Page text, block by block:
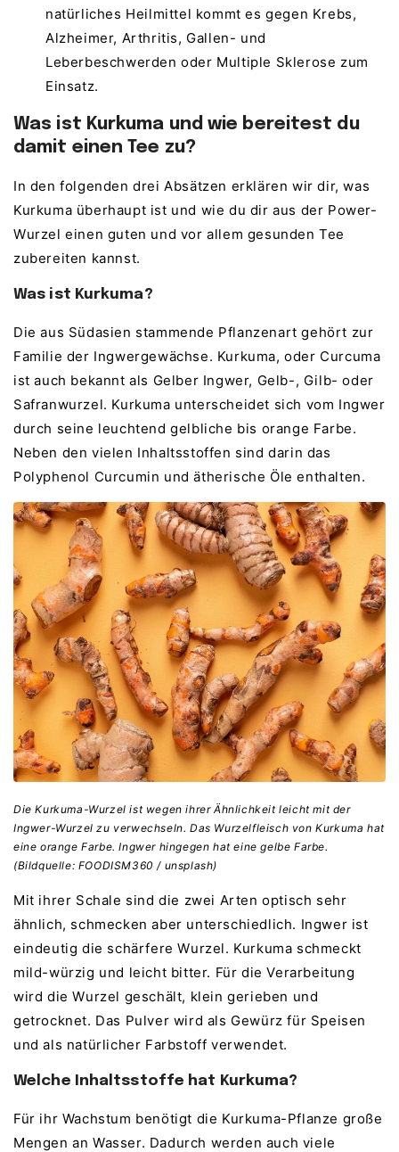
natürliches Heilmittel kommt es gegen Krebs,
Alzheimer, Arthritis, Gallen- und
Leberbeschwerden oder Multiple Sklerose zum
Einsatz.
Was ist Kurkuma und wie bereitest du
damit einen Tee zu?
In den folgenden drei Absätzen erklären wir dir, was
Kurkuma überhaupt ist und wie du dir aus der Power-
Wurzel einen guten und vor allem gesunden Tee
zubereiten kannst.
Was ist Kurkuma?
Die aus Südasien stammende Pflanzenart gehört zur
Familie der Ingwergewächse. Kurkuma, oder Curcuma
ist auch bekannt als Gelber Ingwer, Gelb-, Gilb- oder
Safranwurzel. Kurkuma unterscheidet sich vom Ingwer
durch seine leuchtend gelbliche bis orange Farbe.
Neben den vielen Inhaltsstoffen sind darin das
Polyphenol Curcumin und ätherische Öle enthalten.
Die Kurkuma-Wurzel ist wegen ihrer Ähnlichkeit leicht mit der
Ingwer-Wurzel zu verwechseln. Das Wurzelfleisch von Kurkuma hat
eine orange Farbe. Ingwer hingegen hat eine gelbe Farbe.
(Bildquelle: FOODISM360 / unsplash)
Mit ihrer Schale sind die zwei Arten optisch sehr
ähnlich, schmecken aber unterschiedlich. Ingwer ist
eindeutig die schärfere Wurzel. Kurkuma schmeckt
mild-würzig und leicht bitter. Für die Verarbeitung
wird die Wurzel geschält, klein gerieben und
getrocknet. Das Pulver wird als Gewürz für Speisen
und als natürlicher Farbstoff verwendet.
Welche Inhaltsstoffe hat Kurkuma?
Für ihr Wachstum benötigt die Kurkuma-Pflanze große
Mengen an Wasser. Dadurch werden auch viele